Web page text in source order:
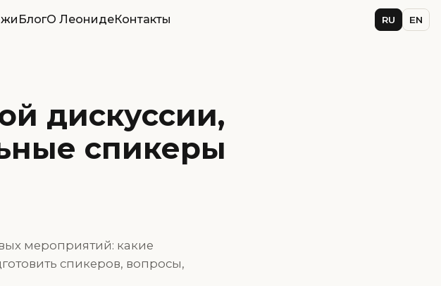
БлогО ЛеонидеКонтакты RU EN
дискуссии,
спикеры
мероприятий: какие
спикеров, вопросы,